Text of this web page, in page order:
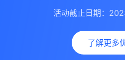
活动截止日期：
了解更多